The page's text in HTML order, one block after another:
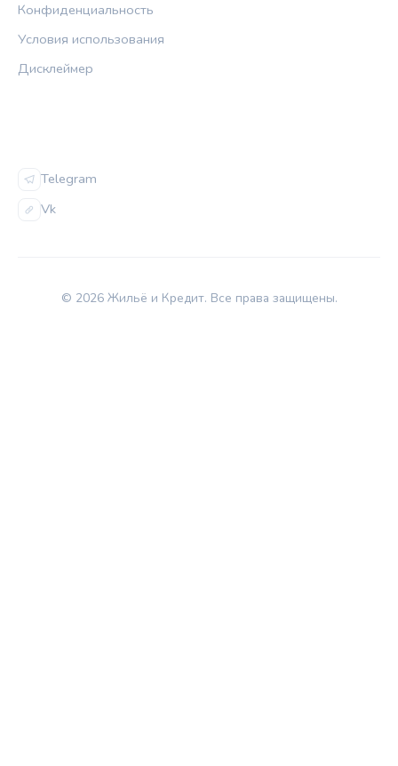
Конфиденциальность
Условия использования
Дисклеймер
Telegram
Vk
© 2026 Жильё и Кредит. Все права защищены.